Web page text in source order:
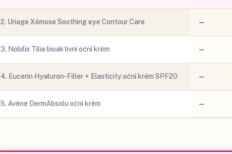
2. Uriage Xémose Soothing eye Contour Care —
3. Nobilis Tilia bioaktivní oční krém —
4. Eucerin Hyaluron-Filler + Elasticity oční krém SPF20 —
5. Avène DermAbsolu oční krém —